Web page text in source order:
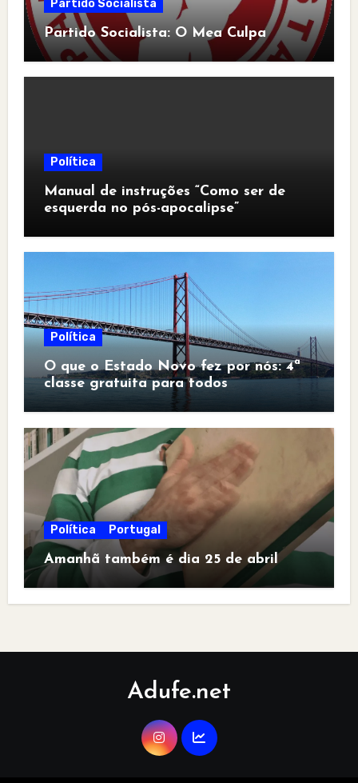
Partido Socialista
Partido Socialista: O Mea Culpa
Política
Manual de instruções “Como ser de
esquerda no pós-apocalipse”
Política
O que o Estado Novo fez por nós: 4ª
classe gratuita para todos
Política Portugal
Amanhã também é dia 25 de abril
Adufe.net